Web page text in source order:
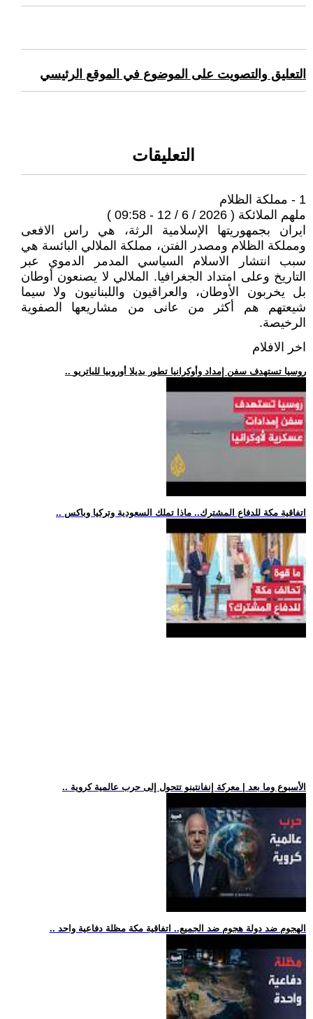
التعليق والتصويت على الموضوع في الموقع الرئيسي
التعليقات
1 - مملكة الظلام
ملهم الملائكة ( 2026 / 6 / 12 - 09:58 )
ايران بجمهوريتها الإسلامية الرثة، هي راس الافعى
ومملكة الظلام ومصدر الفتن، مملكة الملالي البائسة هي
سبب انتشار الاسلام السياسي المدمر الدموي عبر
التاريخ وعلى امتداد الجغرافيا. الملالي لا يصنعون أوطان
بل يخربون الأوطان، والعراقيون واللبنانيون ولا سيما
شيعتهم هم أكثر من عانى من مشاريعها الصفوية
الرخيصة.
اخر الافلام
.. روسيا تستهدف سفن إمداد وأوكرانيا تطور بديلا أوروبيا للباتريو
.. اتفاقية مكة للدفاع المشترك.. ماذا تملك السعودية وتركيا وباكس
.. الأسبوع وما بعد | معركة إنفانتينو تتحول إلى حرب عالمية كروية
.. الهجوم ضد دولة هجوم ضد الجميع.. اتفاقية مكة مظلة دفاعية واحد